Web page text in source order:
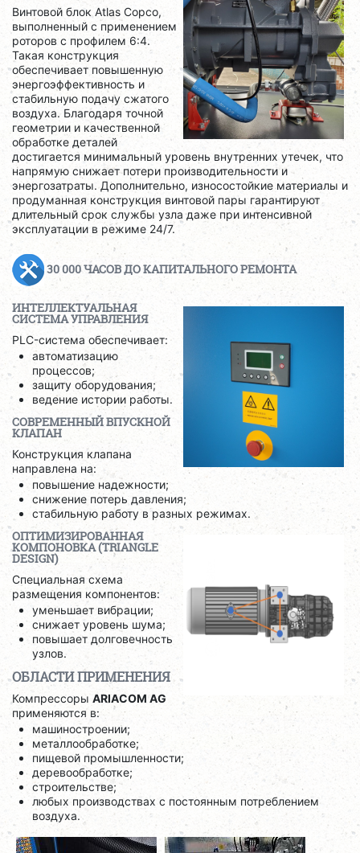
Винтовой блок Atlas Copco,
выполненный с применением
роторов с профилем 6:4.
Такая конструкция
обеспечивает повышенную
энергоэффективность и
стабильную подачу сжатого
воздуха. Благодаря точной
геометрии и качественной
обработке деталей
достигается минимальный уровень внутренних утечек, что
напрямую снижает потери производительности и
энергозатраты. Дополнительно, износостойкие материалы и
продуманная конструкция винтовой пары гарантируют
длительный срок службы узла даже при интенсивной
эксплуатации в режиме 24/7.
30 000 ЧАСОВ ДО КАПИТАЛЬНОГО РЕМОНТА
ИНТЕЛЛЕКТУАЛЬНАЯ
СИСТЕМА УПРАВЛЕНИЯ
PLC-система обеспечивает:
автоматизацию
процессов;
защиту оборудования;
ведение истории работы.
СОВРЕМЕННЫЙ ВПУСКНОЙ
КЛАПАН
Конструкция клапана
направлена на:
повышение надежности;
снижение потерь давления;
стабильную работу в разных режимах.
ОПТИМИЗИРОВАННАЯ
КОМПОНОВКА (TRIANGLE
DESIGN)
Специальная схема
размещения компонентов:
уменьшает вибрации;
снижает уровень шума;
повышает долговечность
узлов.
ОБЛАСТИ ПРИМЕНЕНИЯ
Компрессоры ARIACOM AG
применяются в:
машиностроении;
металлообработке;
пищевой промышленности;
деревообработке;
строительстве;
любых производствах с постоянным потреблением
воздуха.